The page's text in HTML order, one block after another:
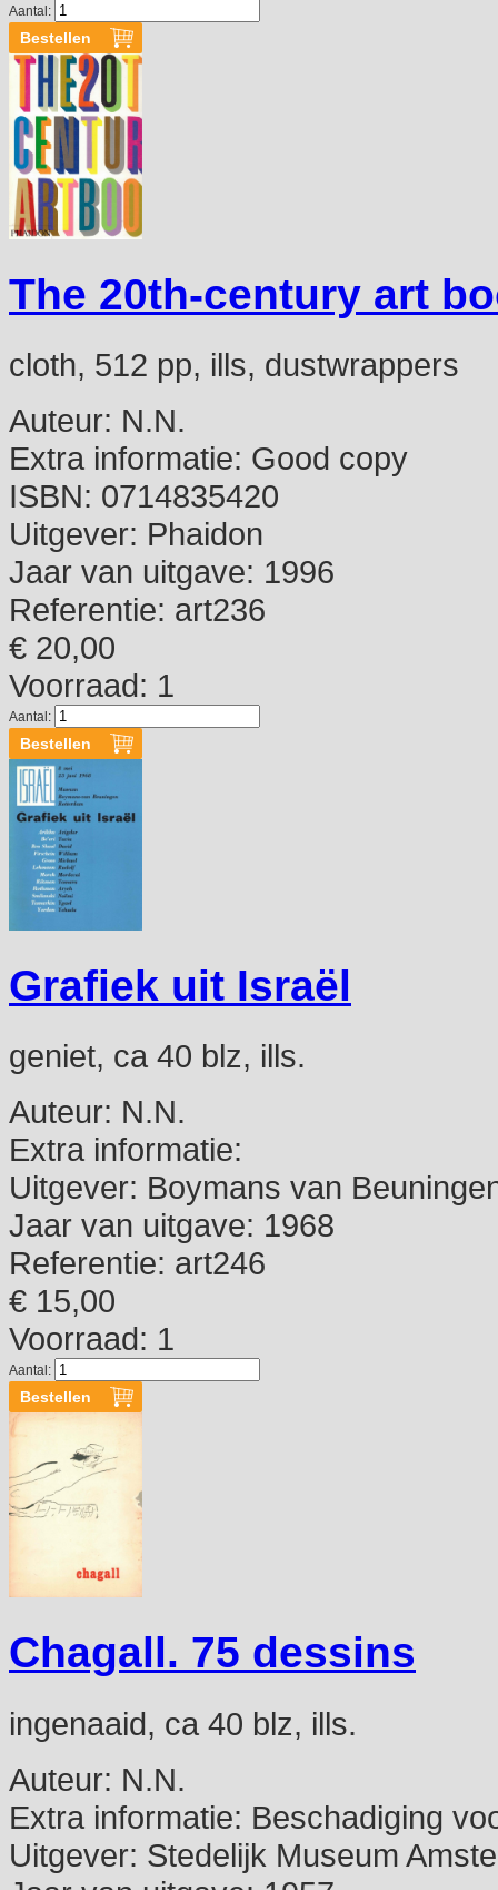
Aantal:
The 20th-century art
cloth, 512 pp, ills, dustwrappers
Auteur: N.N.
Extra informatie: Good copy
ISBN: 0714835420
Uitgever: Phaidon
Jaar van uitgave: 1996
Referentie: art236
€ 20,00
Voorraad: 1
Aantal:
Grafiek uit Israël
geniet, ca 40 blz, ills.
Auteur: N.N.
Extra informatie:
Uitgever: Boymans van
Jaar van uitgave: 1968
Referentie: art246
€ 15,00
Voorraad: 1
Aantal:
Chagall. 75 dessins
ingenaaid, ca 40 blz, ills.
Auteur: N.N.
Extra informatie: Beschadiging
Uitgever: Stedelijk Museum